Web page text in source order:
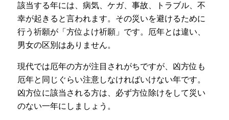
該当する年には、病気、ケガ、事故、トラブル、不
幸が起きると言われます。その災いを避けるために
行う祈願が「方位よけ祈願」です。厄年とは違い、
男女の区別はありません。
現代では厄年の方が注目されがちですが、凶方位も
厄年と同じぐらい注意しなければいけない年です。
凶方位に該当される方は、必ず方位除けをして災い
のない一年にしましょう。